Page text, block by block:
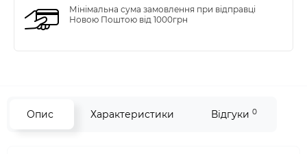
Мінімальна сума замовлення при відправці
Новою Поштою від 1000грн
Опис Характеристики Відгуки 0